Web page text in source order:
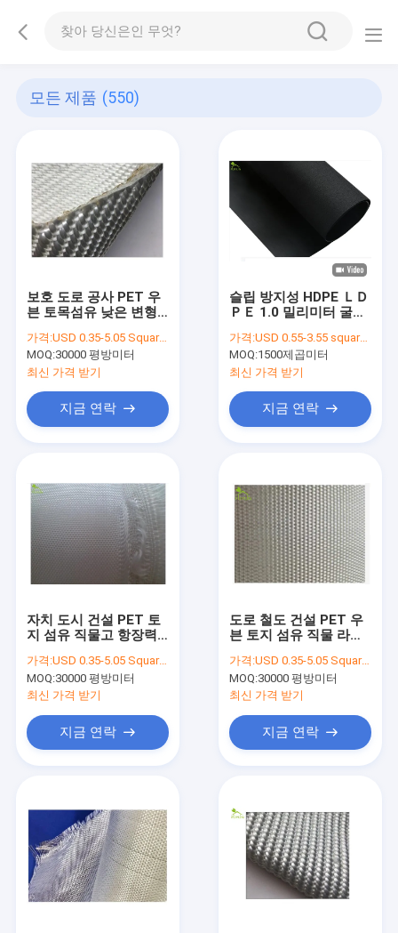
모든 제품 (550)
보호 도로 공사 PET 우
븐 토목섬유 낮은 변형
니다
가격:USD 0.35-5.05 Square Meter
MOQ:30000 평방미터
최신 가격 받기
지금 연락
슬립 방지성 HDPE ＬＤ
ＰＥ 1.0 밀리미터 굴곡
막
가격:USD 0.55-3.55 square meters
MOQ:1500제곱미터
최신 가격 받기
지금 연락
자치 도시 건설 PET 토
지 섬유 직물고 항장력
가격:USD 0.35-5.05 Square Meter
MOQ:30000 평방미터
최신 가격 받기
지금 연락
도로 철도 건설 PET 우
븐 토지 섬유 직물 라이
가격:USD 0.35-5.05 Square Meter
MOQ:30000 평방미터
최신 가격 받기
지금 연락